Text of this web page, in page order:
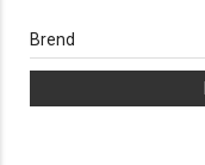
Brend